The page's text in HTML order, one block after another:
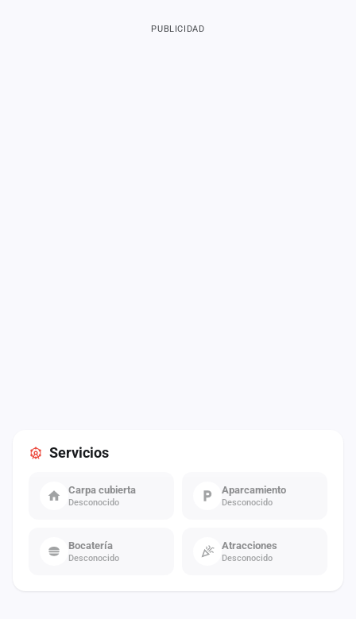
Servicios
Carpa cubierta
Desconocido
Aparcamiento
Desconocido
Bocatería
Desconocido
Atracciones
Desconocido
PUBLICIDAD